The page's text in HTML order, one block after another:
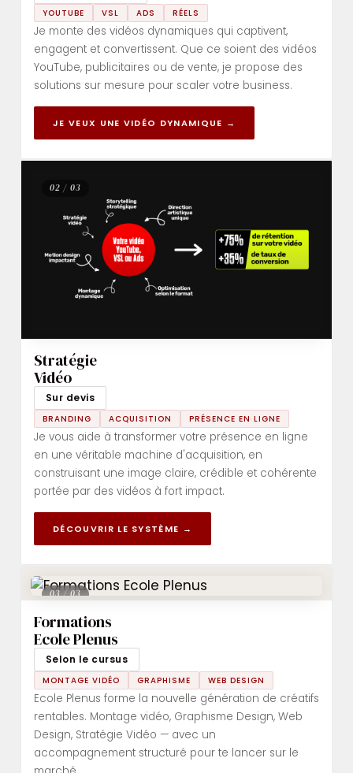
YOUTUBE VSL ADS RÉELS
Je monte des vidéos dynamiques qui captivent,
engagent et convertissent. Que ce soient des vidéos
YouTube, publicitaires ou de vente, je propose des
solutions sur mesure pour scaler votre business.
JE VEUX UNE VIDÉO DYNAMIQUE →
02 / 03
Stratégie
Vidéo
Sur devis
BRANDING ACQUISITION PRÉSENCE EN LIGNE
Je vous aide à transformer votre présence en ligne
en une véritable machine d'acquisition, en
construisant une image claire, crédible et cohérente
portée par des vidéos à fort impact.
DÉCOUVRIR LE SYSTÈME →
03 / 03
Formations
Ecole Plenus
Selon le cursus
MONTAGE VIDÉO GRAPHISME WEB DESIGN
Ecole Plenus forme la nouvelle génération de créatifs
rentables. Montage vidéo, Graphisme Design, Web
Design, Stratégie Vidéo — avec un
accompagnement structuré pour te lancer sur le